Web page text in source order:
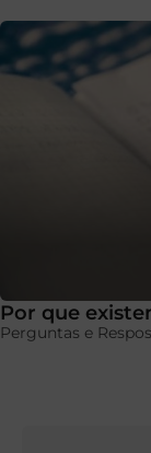
Por que
Perguntas e